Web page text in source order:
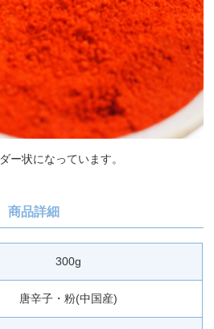
ー状になっています。
商品詳細
300g
唐辛子・粉(中国産)